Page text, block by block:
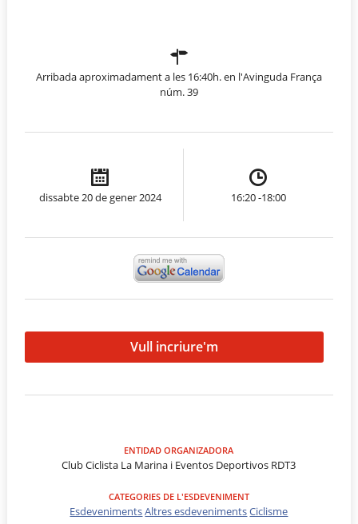
Arribada aproximadament a les 16:40h. en l'Avinguda França
núm. 39
dissabte 20 de gener 2024 16:20 -18:00
Vull incriure'm
ENTIDAD ORGANIZADORA
Club Ciclista La Marina i Eventos Deportivos RDT3
CATEGORIES DE L'ESDEVENIMENT
EsdevenimentsAltres esdevenimentsCiclisme